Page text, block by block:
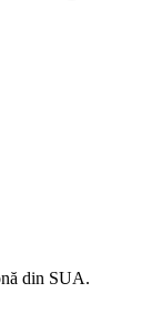
din SUA.